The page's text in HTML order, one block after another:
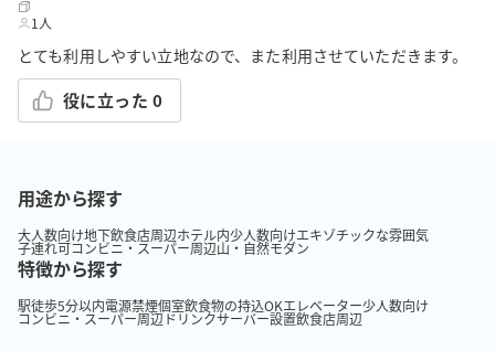
1人
とても利用しやすい立地なので、また利用させていただきます。
役に立った 0
用途から探す
大人数向け地下飲食店周辺ホテル内少人数向けエキゾチックな雰囲気
子連れ可コンビニ・スーパー周辺山・自然モダン
特徴から探す
駅徒歩5分以内電源禁煙個室飲食物の持込OKエレベーター少人数向け
コンビニ・スーパー周辺ドリンクサーバー設置飲食店周辺